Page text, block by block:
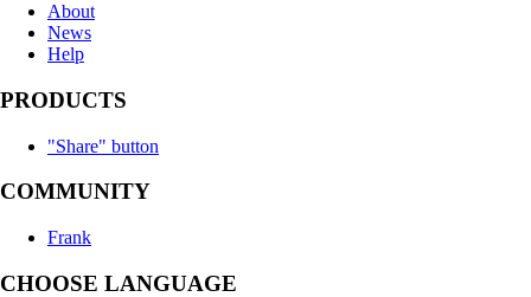
About
News
Help
PRODUCTS
"Share" button
COMMUNITY
Frank
CHOOSE LANGUAGE